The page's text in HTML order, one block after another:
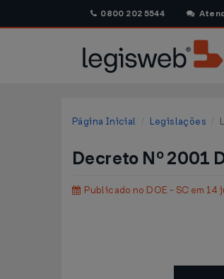
0800 202 5544
Página Inicial Legislações
Decreto Nº 2001
Publicado no DOE - SC em 14